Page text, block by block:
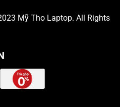
Mỹ Tho Laptop. All Rights